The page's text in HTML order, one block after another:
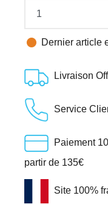
 Dernier article
Livraison
Service
Paiement
partir de 135€
Site 100%